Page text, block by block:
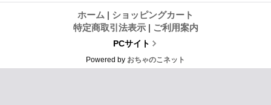
ホーム | ショッピングカート
特定商取引法表示 | ご利用案内
PCサイト
Powered by おちゃのこネット